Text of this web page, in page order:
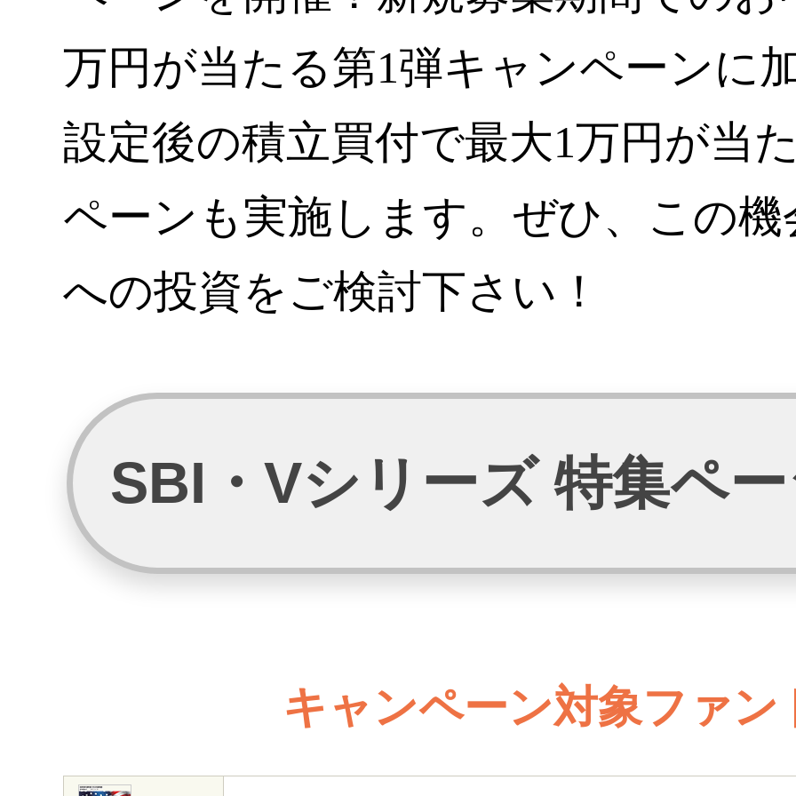
万円が当たる第1弾キャンペーンに
設定後の積立買付で最大1万円が当
ペーンも実施します。ぜひ、この
への投資をご検討下さい！
SBI・Vシリーズ 特集ペ
キャンペーン対象ファン